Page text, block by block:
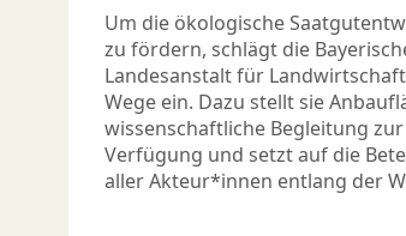
Um die ökologische
zu fördern, schlägt die
Landesanstalt für
Wege ein. Dazu stellt sie
wissenschaftliche Begleitung zur
Verfügung und setzt auf die
aller Akteur*innen entlang der